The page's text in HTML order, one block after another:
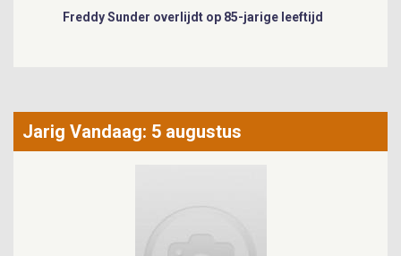
Patricia Paay voor het eerst in Nederlandse Top 40
Jarig Vandaag: 5 augustus